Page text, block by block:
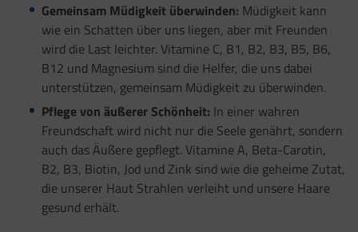
Gemeinsam Müdigkeit überwinden: Müdigkeit kann
wie ein Schatten über uns liegen, aber mit Freunden
wird die Last leichter. Vitamine C, B1, B2, B3, B5, B6,
B12 und Magnesium sind die Helfer, die uns dabei
unterstützen, gemeinsam Müdigkeit zu überwinden.
Pflege von äußerer Schönheit: In einer wahren
Freundschaft wird nicht nur die Seele genährt, sondern
auch das Äußere gepflegt. Vitamine A, Beta-Carotin,
B2, B3, Biotin, Jod und Zink sind wie die geheime Zutat,
die unserer Haut Strahlen verleiht und unsere Haare
gesund erhält.